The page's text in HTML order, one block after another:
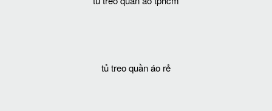
tủ treo quần áo rẻ